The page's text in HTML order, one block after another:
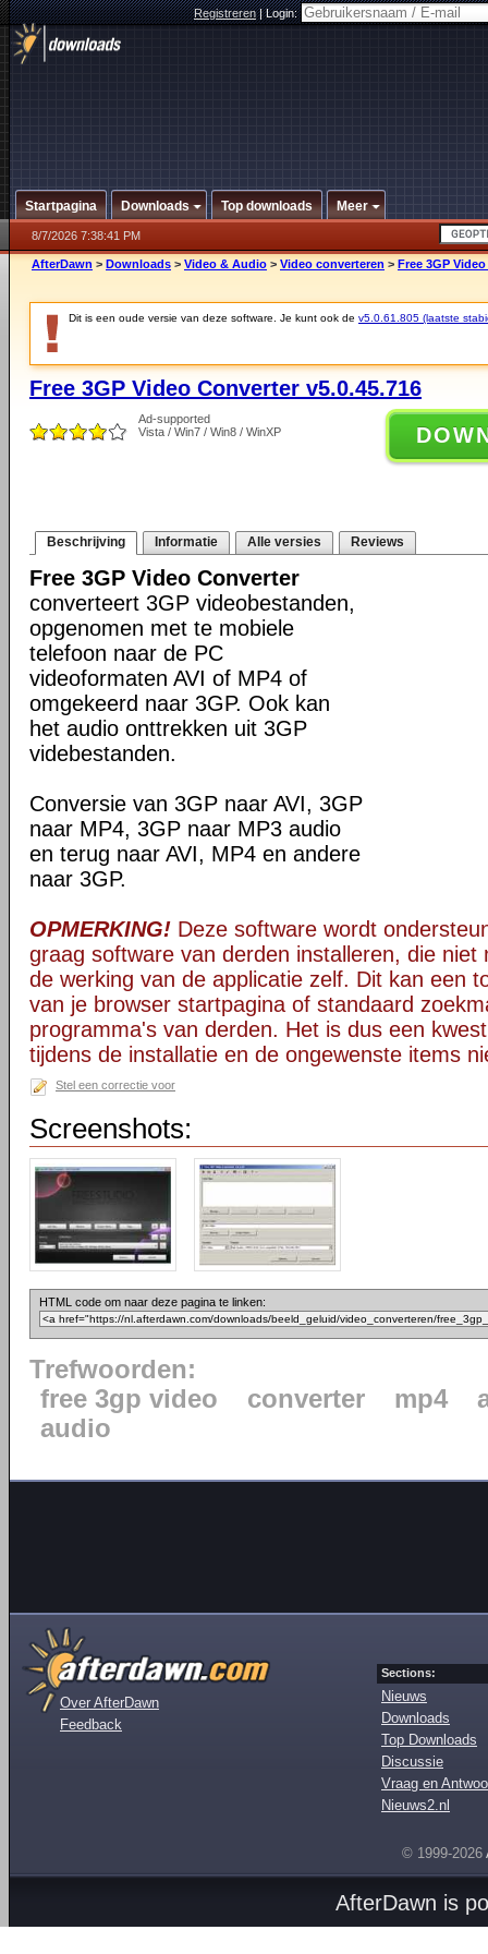
Registreren|Login:
Startpagina Downloads Top downloads Meer
8/7/2026 7:38:41 PM
AfterDawn > Downloads > Video & Audio > Video converteren > Free 3GP
Dit is een oude versie van deze software. Je kunt ook de v5.0.61.805 (laatste
Free 3GP Video Converter v5.0.45.716
Ad-supported
Vista / Win7 / Win8 / WinXP
Beschrijving Informatie Alle versies Reviews
Free 3GP Video Converter
converteert 3GP videobestanden,
opgenomen met te mobiele
telefoon naar de PC
videoformaten AVI of MP4 of
omgekeerd naar 3GP. Ook kan
het audio onttrekken uit 3GP
videbestanden.
Conversie van 3GP naar AVI, 3GP
naar MP4, 3GP naar MP3 audio
en terug naar AVI, MP4 en andere
naar 3GP.
OPMERKING! Deze software wordt
graag software van derden installeren, die niet
de werking van de applicatie zelf. Dit kan een
van je browser startpagina of standaard
programma's van derden. Het is dus een
tijdens de installatie en de ongewenste items
Stel een correctie voor
Screenshots:
HTML code om naar deze pagina te linken:
Trefwoorden:
free 3gp video
converter mp4
audio
Over AfterDawn
Feedback
Sections:
Nieuws
Downloads
Top Downloads
Discussie
Vraag en
Nieuws2.nl
© 1999-2026
AfterDawn is